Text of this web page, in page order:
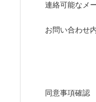
連絡可能なメ
お問い合わせ
同意事項確認